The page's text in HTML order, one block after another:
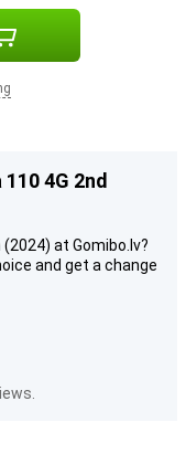
4G 2nd
(2024) at Gomibo.lv?
and get a change